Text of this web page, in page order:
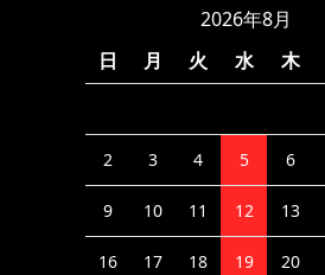
2026年8月
日
月 火 水 木
2 3 4 5 6
9 10 11 12 13
16 17 18 19 20